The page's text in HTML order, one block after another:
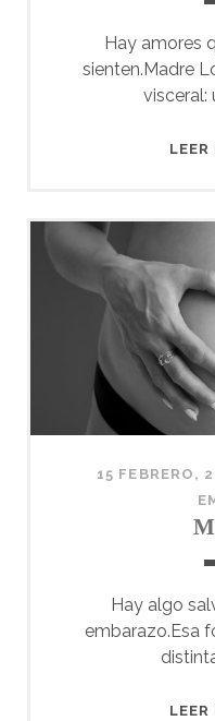
Hay amores
sienten.Madre
visceral:
15 FEBRERO,
Hay algo
embarazo.Esa